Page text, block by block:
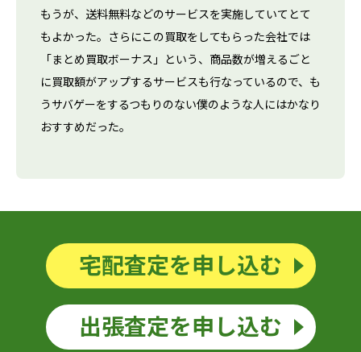
もうが、送料無料などのサービスを実施していてとて
もよかった。さらにこの買取をしてもらった会社では
「まとめ買取ボーナス」という、商品数が増えるごと
に買取額がアップするサービスも行なっているので、も
うサバゲーをするつもりのない僕のような人にはかなり
おすすめだった。
宅配査定を申し込む
出張査定を申し込む